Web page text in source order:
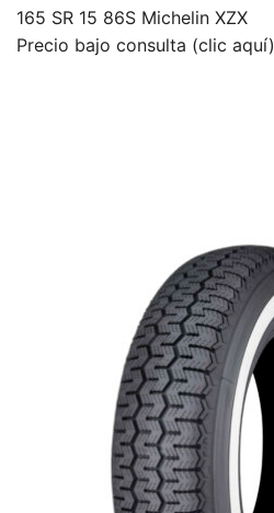
165 SR 15 86S Michelin XZX
Precio bajo consulta (clic aquí)